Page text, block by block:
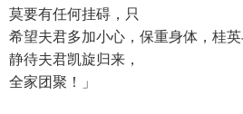
莫要有任何挂碍，只
希望夫君多加小心，保重身体，桂
静待夫君凯旋归来，
全家团聚！」